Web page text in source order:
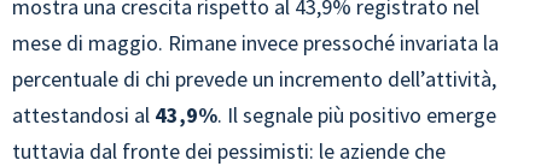
mostra una crescita rispetto al 43,9% registrato nel
mese di maggio. Rimane invece pressoché invariata la
percentuale di chi prevede un incremento dell’attività,
attestandosi al 43,9%. Il segnale più positivo emerge
tuttavia dal fronte dei pessimisti: le aziende che